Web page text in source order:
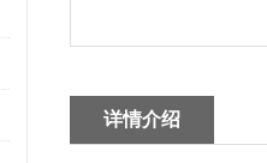
详情介绍